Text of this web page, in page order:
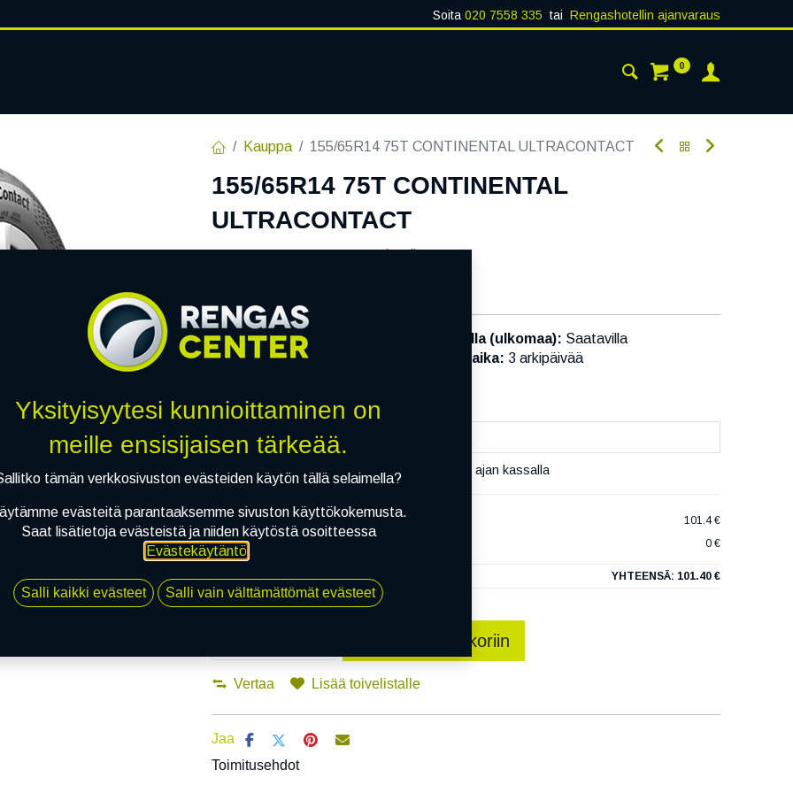
Soita 020 7558 335 tai Rengashotellin ajanvaraus
0
Kauppa 155/65R14 75T CONTINENTAL ULTRACONTACT
155/65R14 75T CONTINENTAL
ULTRACONTACT
EAN:4019238065794 Tuotekoodi:222531
Heti saatavilla: Toimittajilla (ulkomaa): Saatavilla
Toimitusaika: 3 arkipäivää
Asennuspalvelu
Mikäli valitset asennuksen, pääset varaamaan ajan kassalla
1X 155/65R14 75T CONTINENTAL ULTRACONTACT
101.4 €
EI ASENNUSTA
0 €
YHTEENSÄ: 101.40 €
Lisää ostoskoriin
Vertaa Lisää toivelistalle
Jaa
Toimitusehdot
Yksityisyytesi kunnioittaminen on
meille ensisijaisen tärkeää.
tämän verkkosivuston evästeiden käytön tällä selaimella?
evästeitä parantaaksemme sivuston käyttökokemusta.
Saat lisätietoja evästeistä ja niiden käytöstä osoitteessa
Evästekäytäntö.
Salli kaikki evästeet Salli vain välttämättömät evästeet